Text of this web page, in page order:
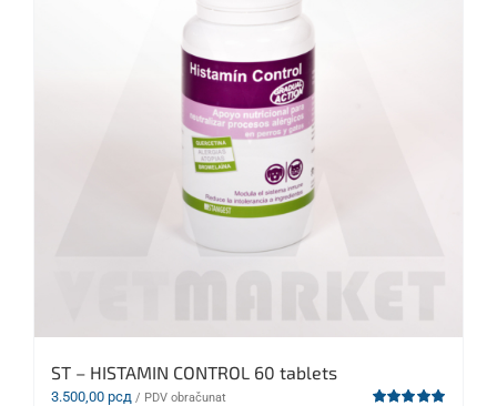
ST – HISTAMIN CONTROL 60 tablets
3.500,00 рсд / PDV obračunat